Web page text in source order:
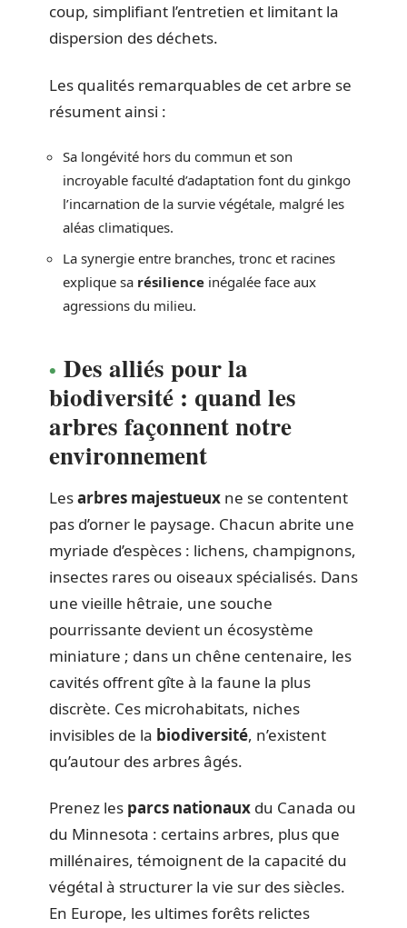
coup, simplifiant l’entretien et limitant la
dispersion des déchets.
Les qualités remarquables de cet arbre se
résument ainsi :
Sa longévité hors du commun et son
incroyable faculté d’adaptation font du ginkgo
l’incarnation de la survie végétale, malgré les
aléas climatiques.
La synergie entre branches, tronc et racines
explique sa résilience inégalée face aux
agressions du milieu.
Des alliés pour la
biodiversité : quand les
arbres façonnent notre
environnement
Lesarbres majestueux ne se contentent
pas d’orner le paysage. Chacun abrite une
myriade d’espèces : lichens, champignons,
insectes rares ou oiseaux spécialisés. Dans
une vieille hêtraie, une souche
pourrissante devient un écosystème
miniature ; dans un chêne centenaire, les
cavités offrent gîte à la faune la plus
discrète. Ces microhabitats, niches
invisibles de la biodiversité, n’existent
qu’autour des arbres âgés.
Prenez les parcs nationaux du Canada ou
du Minnesota : certains arbres, plus que
millénaires, témoignent de la capacité du
végétal à structurer la vie sur des siècles.
En Europe, les ultimes forêts relictes